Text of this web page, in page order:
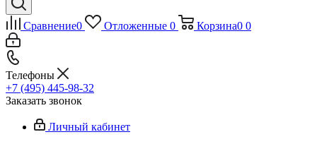
Сравнение0 Отложенные 0 Корзина0 0
Телефоны
+7 (495) 445-98-32
Заказать звонок
Личный кабинет